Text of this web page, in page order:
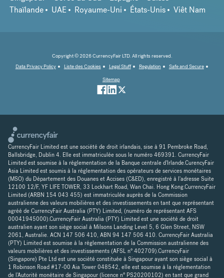
Thaïlande
UAE Royaume-Uni États-Unis Viêt Nam
Copyright © 2026 CurrencyFair LTD. All rights reserved.
Data Privacy Policy
Liste des Cookies Legal Stuff Regulation
Safe and Secure
Sitemap
CurrencyFair Limited est une société de droit irlandais, sise à 91 Pembroke Road,
Ballsbridge, Dublin 4. Elle est immatriculée sous le numéro 469391. CurrencyFair
Limited est soumise à la réglementation de la Banque centrale d'Irlande.CurencyFair
Asia Limited est soumis à la réglementation des opérateurs de services monétaires
(MSO) du Département des Douanes et Accises (C&ED), enregistré à l'adresse Suite
12100 12/F, YF LIFE TOWER, 33 Lockhart Road, Wan Chai. Hong Kong.CurrencyFair
Limited (ARBN 154 043 455) est immatriculée auprès de la Commission
australienne des valeurs mobilières et des investissements en tant que représentant
agréé de CurrencyFair Australia (PTY) Limited, (numéro de représentant AFS
00041945000).CurrencyFair Australia (PTY) Limited est une société de droit
australien ayant son siège social à Milsons Landing Level 5, 6 Glen Street, NSW
2061, Australie. ACN 147 506 410, ABN 94 147 506 410. CurrencyFair Australia
(PTY) Limited est soumise à la réglementation de la Commission australienne des
valeurs mobilières et des investissements (AFSL n° 402709).CurrencyFair
(Singapore) Pte Ltd est une société constituée à Singapour ayant son siège social à
1 Robinson Road #17-00 Aia Tower 048542, elle est soumise à la réglementation
de l'Autorité monétaire de Singapour (licence n° PS20200102) en tant que grand